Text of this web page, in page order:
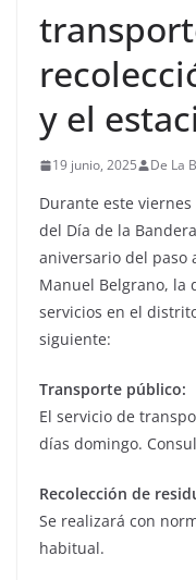
y el
19 junio, 2025 De La
Durante este
del Día de la
aniversario del paso
Manuel Belgrano, la
servicios en el
siguiente:
Transporte público:
El servicio de
días domingo.
Recolección de
Se realizará con
habitual.